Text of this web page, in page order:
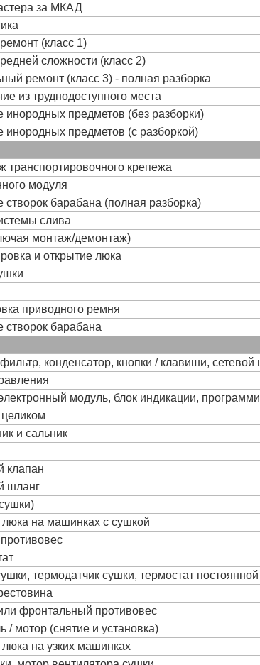
за МКАД
(класс 1)
сложности (класс 2)
ремонт (класс 3) - полная разборка
из труднодоступного места
инородных предметов (без разборки)
инородных предметов (с разборкой)
транспортировочного крепежа
модуля
створок барабана (полная разборка)
слива
монтаж/демонтаж)
и открытие люка
приводного ремня
створок барабана
конденсатор, кнопки / клавиши, сетевой
модуль, блок индикации,
и сальник
клапан
шланг
на машинках с сушкой
термодатчик сушки, термостат
фронтальный противовес
/ мотор (снятие и установка)
на узких машинках